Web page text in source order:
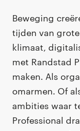
Beweging
tijden van
klimaat,
met Randstad
maken. Als
omarmen. Of
ambities waar
Professional